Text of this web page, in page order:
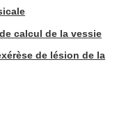
calcul de la vessie
de lésion de la